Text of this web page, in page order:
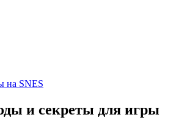
на SNES
и секреты для игры